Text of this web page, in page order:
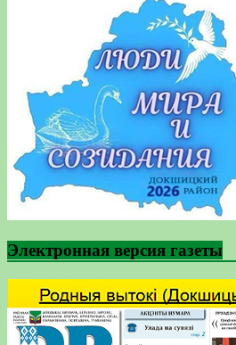
Электронная версия газеты